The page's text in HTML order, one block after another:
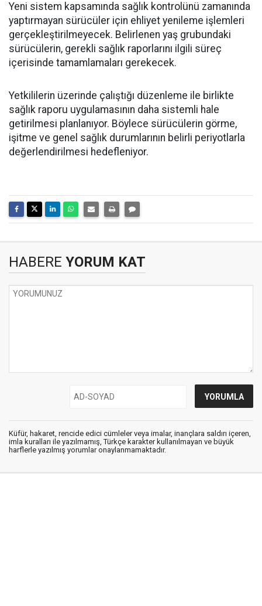
Yeni sistem kapsamında sağlık kontrolünü zamanında
yaptırmayan sürücüler için ehliyet yenileme işlemleri
gerçekleştirilmeyecek. Belirlenen yaş grubundaki
sürücülerin, gerekli sağlık raporlarını ilgili süreç
içerisinde tamamlamaları gerekecek.
Yetkililerin üzerinde çalıştığı düzenleme ile birlikte
sağlık raporu uygulamasının daha sistemli hale
getirilmesi planlanıyor. Böylece sürücülerin görme,
işitme ve genel sağlık durumlarının belirli periyotlarla
değerlendirilmesi hedefleniyor.
HABERE YORUM KAT
Küfür, hakaret, rencide edici cümleler veya imalar, inançlara saldırı içeren,
imla kuralları ile yazılmamış, Türkçe karakter kullanılmayan ve büyük
harflerle yazılmış yorumlar onaylanmamaktadır.